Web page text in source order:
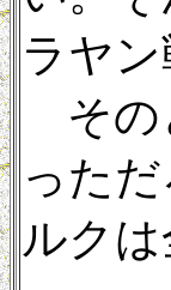
ラヤ
その
った
ルク